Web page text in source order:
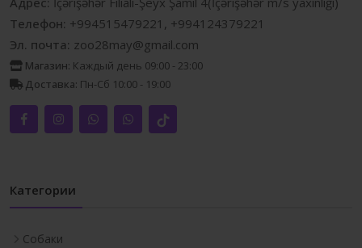
Телефон: +994515479221, +994124379221
Эл. почта: zoo28may@gmail.com
Магазин: Каждый день 09:00 - 23:00
Доставка: Пн-Сб 10:00 - 19:00
Категории
Собаки